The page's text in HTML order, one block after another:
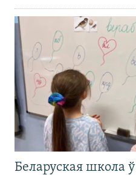
Беларуская школа